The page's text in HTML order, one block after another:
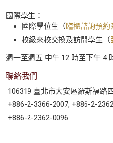
國際學生：
國際學位生（臨櫃諮詢預約
校級來校交換及訪問學生（
週一至週五 中午 12 時至下午 4
聯絡我們
106319 臺北市大安區羅斯福路
+886-2-3366-2007, +886-2-
+886-2-2362-0096